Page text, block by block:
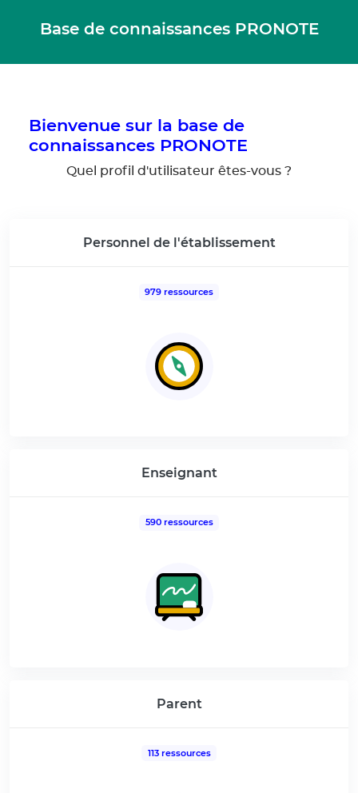
Base de connaissances PRONOTE
Bienvenue sur la base de
connaissances PRONOTE
Quel profil d'utilisateur êtes-vous ?
Personnel de l'établissement
979 ressources
Enseignant
590 ressources
Parent
113 ressources